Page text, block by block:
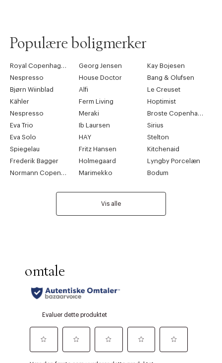
Populære boligmerker
Royal Copenhagen Georg Jensen
Kay Bojesen
Nespresso
House Doctor
Bang & Olufsen
Bjørn Wiinblad
Alfi
Le Creuset
Kähler
Ferm Living
Hoptimist
Nespresso
Meraki
Broste Copenhagen
Eva Trio
Ib Laursen
Sirius
Eva Solo
HAY
Stelton
Spiegelau
Fritz Hansen
Kitchenaid
Frederik Bagger
Holmegaard
Lyngby Porcelæn
Normann Copenhagen
Marimekko Bodum
Vis alle